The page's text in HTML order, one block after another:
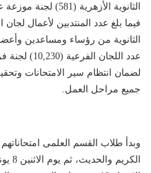
الثانوية الأزهرية
فيما بلغ عدد المنتدبين لأعمال لجان
عدد اللجان
لضمان انتظام سير الامتحانات
جميع مراحل العمل.